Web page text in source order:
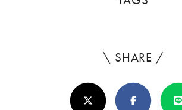
\ SHARE /
ろ
し
X(Twitter)FacebookLine